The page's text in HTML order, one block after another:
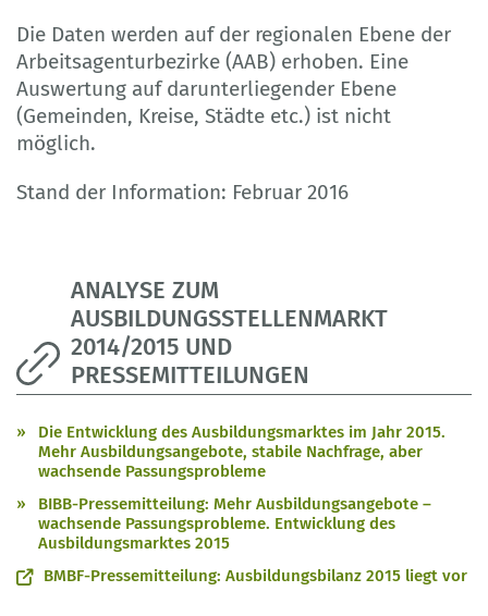
Die Daten werden auf der regionalen Ebene der
Arbeitsagenturbezirke (AAB) erhoben. Eine
Auswertung auf darunterliegender Ebene
(Gemeinden, Kreise, Städte etc.) ist nicht
möglich.
Stand der Information: Februar 2016
ANALYSE ZUM
AUSBILDUNGSSTELLENMARKT
2014/2015 UND
PRESSEMITTEILUNGEN
Die Entwicklung des Ausbildungsmarktes im Jahr 2015.
Mehr Ausbildungsangebote, stabile Nachfrage, aber
wachsende Passungsprobleme
BIBB-Pressemitteilung: Mehr Ausbildungsangebote –
wachsende Passungsprobleme. Entwicklung des
Ausbildungsmarktes 2015
BMBF-Pressemitteilung: Ausbildungsbilanz 2015 liegt vor